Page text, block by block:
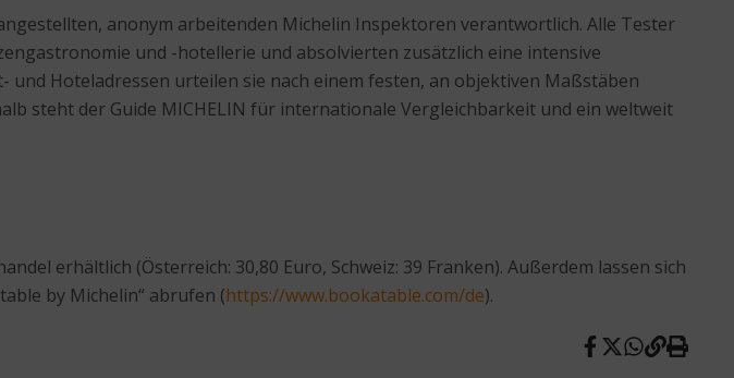
anonym arbeitenden Michelin Inspektoren verantwortlich. Alle Tester
und -hotellerie und absolvierten zusätzlich eine intensive
und Hoteladressen urteilen sie nach einem festen, an objektiven Maßstäben
steht der Guide MICHELIN für internationale Vergleichbarkeit und ein weltweit
erhältlich (Österreich: 30,80 Euro, Schweiz: 39 Franken). Außerdem lassen sich
by Michelin“ abrufen (https://www.bookatable.com/de).